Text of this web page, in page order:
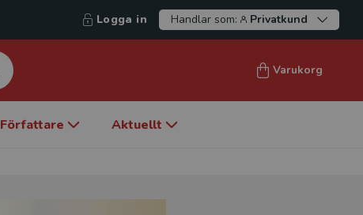
Logga in Handlar som: Privatkund
Varukorg
Författare Aktuellt